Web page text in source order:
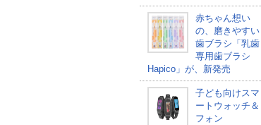
赤ちゃん想い
の、磨きやすい
歯ブラシ「乳歯
専用歯ブラシ
Hapico」が、新発売
子ども向けスマ
ートウォッチ＆
フォン